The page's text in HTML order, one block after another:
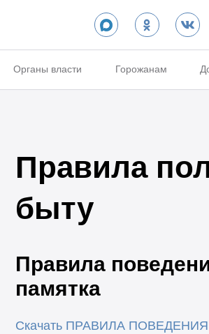
Органы власти Горожанам
Правила
быту
Правила
памятка
Скачать ПРАВИЛА